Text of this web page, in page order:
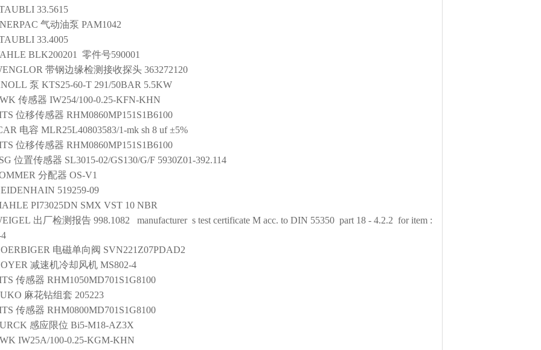
33.5615
气动油泵 PAM1042
33.4005
BLK200201 零件号590001
带钢边缘检测接收探头 363272120
泵 KTS25-60-T 291/50BAR 5.5KW
传感器 IW254/100-0.25-KFN-KHN
位移传感器 RHM0860MP151S1B6100
电容 MLR25L40803583/1-mk sh 8 uf ±5%
位移传感器 RHM0860MP151S1B6100
位置传感器 SL3015-02/GS130/G/F 5930Z01-392.114
分配器 OS-V1
519259-09
PI73025DN SMX VST 10 NBR
出厂检测报告 998.1082 manufacturer s test certificate M acc. to DIN 55350 part 18 - 4.2.2 for item :
电磁单向阀 SVN221Z07PDAD2
减速机冷却风机 MS802-4
传感器 RHM1050MD701S1G8100
麻花钻组套 205223
传感器 RHM0800MD701S1G8100
感应限位 Bi5-M18-AZ3X
IW25A/100-0.25-KGM-KHN